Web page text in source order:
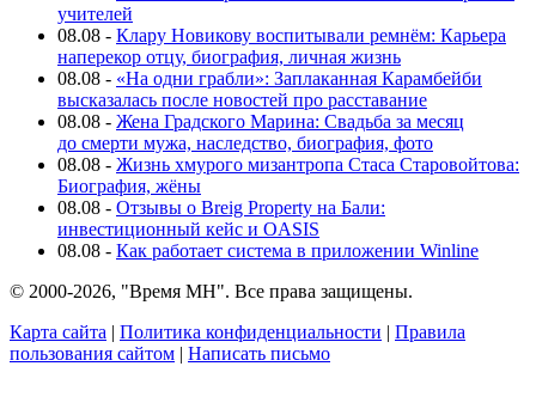
учителей
08.08 - Клару Новикову воспитывали ремнём: Карьера
наперекор отцу, биография, личная жизнь
08.08 - «На одни грабли»: Заплаканная Карамбейби
высказалась после новостей про расставание
08.08 - Жена Градского Марина: Свадьба за месяц
до смерти мужа, наследство, биография, фото
08.08 - Жизнь хмурого мизантропа Стаса Старовойтова:
Биография, жёны
08.08 - Отзывы о Breig Property на Бали:
инвестиционный кейс и OASIS
08.08 - Как работает система в приложении Winline
© 2000-2026, "Время МН". Все права защищены.
Карта сайта | Политика конфиденциальности | Правила
пользования сайтом | Написать письмо